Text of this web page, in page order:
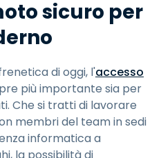
sicuro per
di oggi, l'accesso
più importante sia per
Che si tratti di lavorare
membri del team in sedi
informatica a